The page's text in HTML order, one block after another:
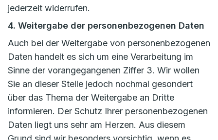
jederzeit widerrufen.
4. Weitergabe der personenbezogenen Daten
Auch bei der Weitergabe von personenbezogenen
Daten handelt es sich um eine Verarbeitung im
Sinne der vorangegangenen Ziffer 3. Wir wollen
Sie an dieser Stelle jedoch nochmal gesondert
über das Thema der Weitergabe an Dritte
informieren. Der Schutz Ihrer personenbezogenen
Daten liegt uns sehr am Herzen. Aus diesem